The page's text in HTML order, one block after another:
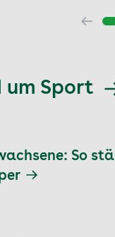
um Sport
So